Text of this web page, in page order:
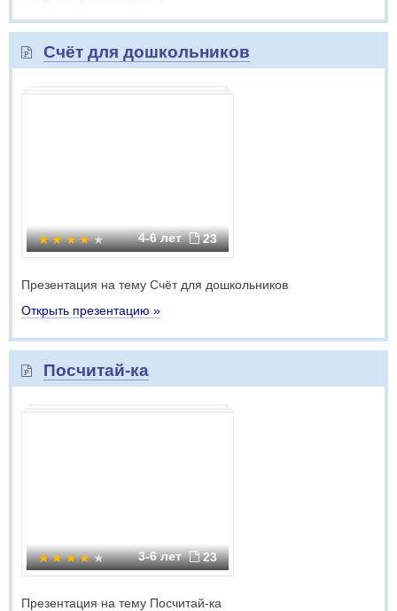
Счёт для дошкольников
4-6 лет 23
Презентация на тему Счёт для дошкольников
Открыть презентацию »
Посчитай-ка
3-6 лет 23
Презентация на тему Посчитай-ка